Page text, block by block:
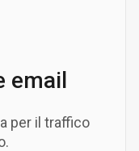
email
per il traffico